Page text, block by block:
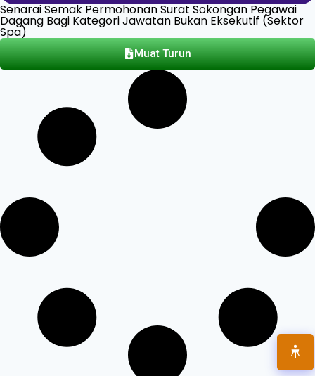
Senarai Semak Permohonan Surat Sokongan Pegawai
Dagang Bagi Kategori Jawatan Bukan Eksekutif (Sektor
Spa)
Muat Turun